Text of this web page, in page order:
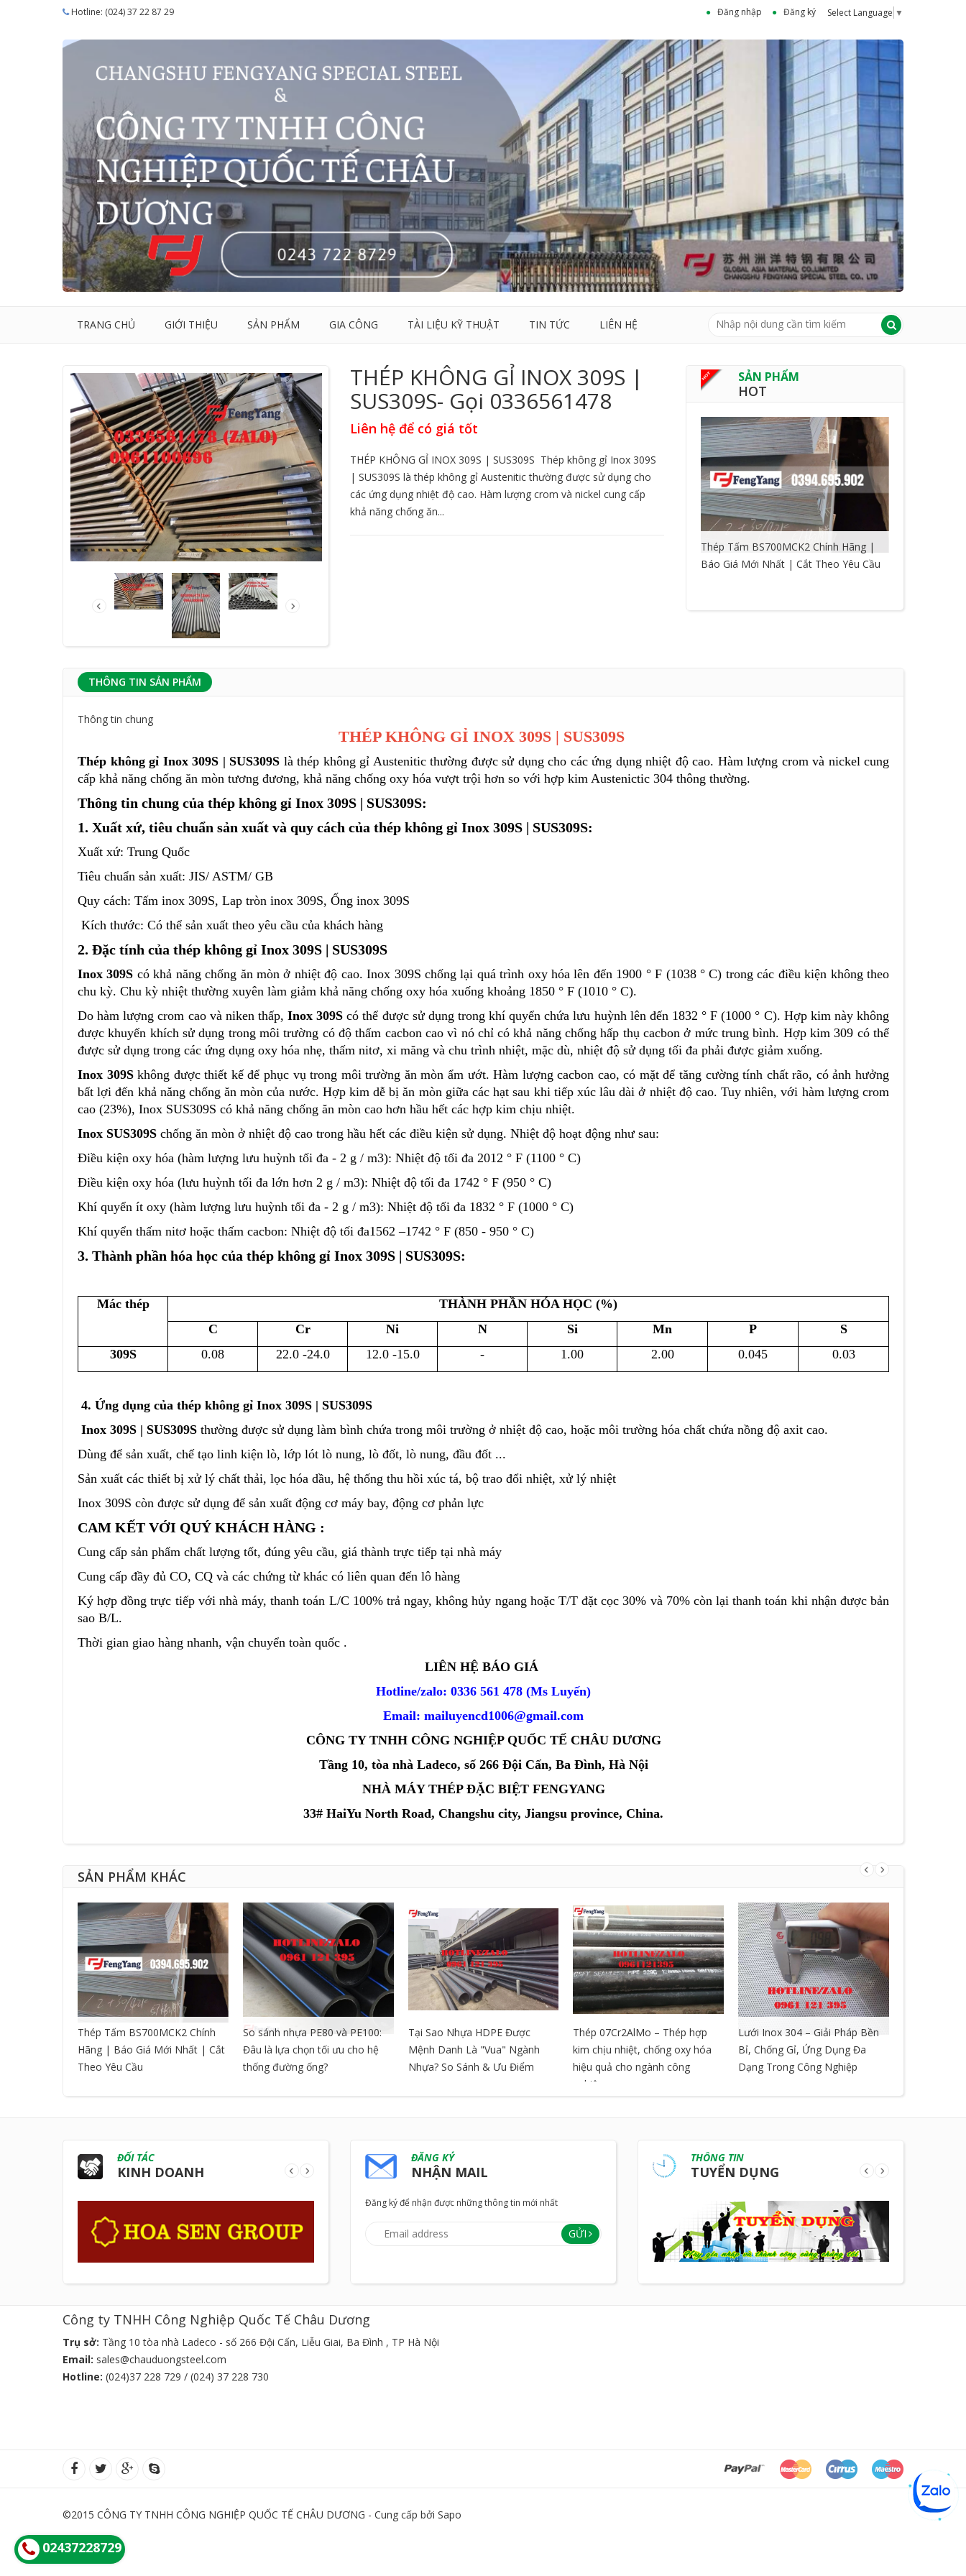
Hotline: (024) 37 22 87 29 Đăng nhập Đăng ký Select Language ▼
TRANG CHỦ GIỚI THIỆU SẢN PHẨM GIA CÔNG TÀI LIỆU KỸ THUẬT TIN TỨC LIÊN HỆ
THÉP KHÔNG GỈ INOX 309S |
SUS309S- Gọi 0336561478
Liên hệ để có giá tốt
THÉP KHÔNG GỈ INOX 309S | SUS309S Thép không gỉ Inox 309S
| SUS309S là thép không gỉ Austenitic thường được sử dụng cho
các ứng dụng nhiệt độ cao. Hàm lượng crom và nickel cung cấp
khả năng chống ăn...
SẢN PHẨM
HOT
Thép Tấm BS700MCK2 Chính Hãng |
Báo Giá Mới Nhất | Cắt Theo Yêu Cầu
THÔNG TIN SẢN PHẨM
Thông tin chung
THÉP KHÔNG GỈ INOX 309S | SUS309S
Thép không gỉ Inox 309S | SUS309S là thép không gỉ Austenitic thường được sử dụng cho các ứng dụng nhiệt độ cao. Hàm lượng crom và nickel cung
cấp khả năng chống ăn mòn tương đương, khả năng chống oxy hóa vượt trội hơn so với hợp kim Austenictic 304 thông thường.
Thông tin chung của thép không gỉ Inox 309S | SUS309S:
1. Xuất xứ, tiêu chuẩn sản xuất và quy cách của thép không gỉ Inox 309S | SUS309S:
Xuất xứ: Trung Quốc
Tiêu chuẩn sản xuất: JIS/ ASTM/ GB
Quy cách: Tấm inox 309S, Lap tròn inox 309S, Ống inox 309S
Kích thước: Có thể sản xuất theo yêu cầu của khách hàng
2. Đặc tính của thép không gỉ Inox 309S | SUS309S
Inox 309S có khả năng chống ăn mòn ở nhiệt độ cao. Inox 309S chống lại quá trình oxy hóa lên đến 1900 ° F (1038 ° C) trong các điều kiện không theo
chu kỳ. Chu kỳ nhiệt thường xuyên làm giảm khả năng chống oxy hóa xuống khoảng 1850 ° F (1010 ° C).
Do hàm lượng crom cao và niken thấp, Inox 309S có thể được sử dụng trong khí quyển chứa lưu huỳnh lên đến 1832 ° F (1000 ° C). Hợp kim này không
được khuyến khích sử dụng trong môi trường có độ thấm cacbon cao vì nó chỉ có khả năng chống hấp thụ cacbon ở mức trung bình. Hợp kim 309 có thể
được sử dụng trong các ứng dụng oxy hóa nhẹ, thấm nitơ, xi măng và chu trình nhiệt, mặc dù, nhiệt độ sử dụng tối đa phải được giảm xuống.
Inox 309Skhông được thiết kế để phục vụ trong môi trường ăn mòn ẩm ướt. Hàm lượng cacbon cao, có mặt để tăng cường tính chất rão, có ảnh hưởng
bất lợi đến khả năng chống ăn mòn của nước. Hợp kim dễ bị ăn mòn giữa các hạt sau khi tiếp xúc lâu dài ở nhiệt độ cao. Tuy nhiên, với hàm lượng crom
cao (23%), Inox SUS309S có khả năng chống ăn mòn cao hơn hầu hết các hợp kim chịu nhiệt.
Inox SUS309S chống ăn mòn ở nhiệt độ cao trong hầu hết các điều kiện sử dụng. Nhiệt độ hoạt động như sau:
Điều kiện oxy hóa (hàm lượng lưu huỳnh tối đa - 2 g / m3): Nhiệt độ tối đa 2012 ° F (1100 ° C)
Điều kiện oxy hóa (lưu huỳnh tối đa lớn hơn 2 g / m3): Nhiệt độ tối đa 1742 ° F (950 ° C)
Khí quyển ít oxy (hàm lượng lưu huỳnh tối đa - 2 g / m3): Nhiệt độ tối đa 1832 ° F (1000 ° C)
Khí quyển thấm nitơ hoặc thấm cacbon: Nhiệt độ tối đa1562 –1742 ° F (850 - 950 ° C)
3. Thành phần hóa học của thép không gỉ Inox 309S | SUS309S:
Mác thép
THÀNH PHẦN HÓA HỌC (%)
C
Cr Ni N Si Mn P
S
309S
0.08 22.0 -24.0 12.0 -15.0 - 1.00 2.00 0.045 0.03
4. Ứng dụng của thép không gỉ Inox 309S | SUS309S
Inox 309S | SUS309S thường được sử dụng làm bình chứa trong môi trường ở nhiệt độ cao, hoặc môi trường hóa chất chứa nồng độ axit cao.
Dùng để sản xuất, chế tạo linh kiện lò, lớp lót lò nung, lò đốt, lò nung, đầu đốt ...
Sản xuất các thiết bị xử lý chất thải, lọc hóa dầu, hệ thống thu hồi xúc tá, bộ trao đổi nhiệt, xử lý nhiệt
Inox 309S còn được sử dụng để sản xuất động cơ máy bay, động cơ phản lực
CAM KẾT VỚI QUÝ KHÁCH HÀNG :
Cung cấp sản phẩm chất lượng tốt, đúng yêu cầu, giá thành trực tiếp tại nhà máy
Cung cấp đầy đủ CO, CQ và các chứng từ khác có liên quan đến lô hàng
Ký hợp đồng trực tiếp với nhà máy, thanh toán L/C 100% trả ngay, không hủy ngang hoặc T/T đặt cọc 30% và 70% còn lại thanh toán khi nhận được bản
sao B/L.
Thời gian giao hàng nhanh, vận chuyển toàn quốc .
LIÊN HỆ BÁO GIÁ
Hotline/zalo: 0336 561 478 (Ms Luyến)
Email: mailuyencd1006@gmail.com
CÔNG TY TNHH CÔNG NGHIỆP QUỐC TẾ CHÂU DƯƠNG
Tầng 10, tòa nhà Ladeco, số 266 Đội Cấn, Ba Đình, Hà Nội
NHÀ MÁY THÉP ĐẶC BIỆT FENGYANG
33# HaiYu North Road, Changshu city, Jiangsu province, China.
SẢN PHẨM KHÁC
Thép Tấm BS700MCK2 Chính
Hãng | Báo Giá Mới Nhất | Cắt
Theo Yêu Cầu
So sánh nhựa PE80 và PE100:
Đâu là lựa chọn tối ưu cho hệ
thống đường ống?
Tại Sao Nhựa HDPE Được
Mệnh Danh Là "Vua" Ngành
Nhựa? So Sánh & Ưu Điểm
Thép 07Cr2AlMo – Thép hợp
kim chịu nhiệt, chống oxy hóa
hiệu quả cho ngành công
nghiệp
Lưới Inox 304 – Giải Pháp Bền
Bỉ, Chống Gỉ, Ứng Dụng Đa
Dạng Trong Công Nghiệp
ĐỐI TÁC
KINH DOANH
ĐĂNG KÝ
NHẬN MAIL
Đăng ký để nhận được những thông tin mới nhất
GỬI
THÔNG TIN
TUYỂN DỤNG
Công ty TNHH Công Nghiệp Quốc Tế Châu Dương
Trụ sở: Tầng 10 tòa nhà Ladeco - số 266 Đội Cấn, Liễu Giai, Ba Đình , TP Hà Nội
Email: sales@chauduongsteel.com
Hotline: (024)37 228 729 / (024) 37 228 730
©2015 CÔNG TY TNHH CÔNG NGHIỆP QUỐC TẾ CHÂU DƯƠNG - Cung cấp bởi Sapo
02437228729